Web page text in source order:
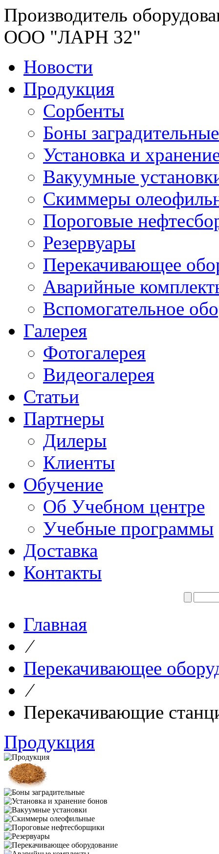
Производитель
ООО "ЛАРН 32"
Новости
Продукция
Сорбенты
Боны заградительные
Установка и
Вакуумные
Скиммеры
Пороговые
Резервуары
Перекачивающее
Аварийные
Вспомогательное
Галерея
Фотогалерея
Видеогалерея
Статьи
Партнеры
Дилеры
Клиенты
Обучение
Об Учебном центре
Учебные программы
Доставка
Контакты
Главная
⁄
Перекачивающее
⁄
Перекачивающие
Продукция